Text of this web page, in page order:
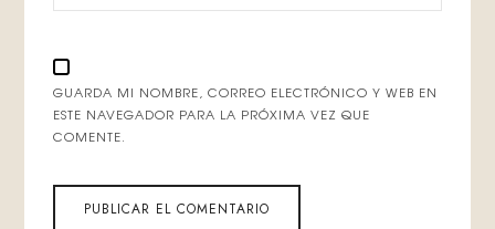
GUARDA MI NOMBRE, CORREO ELECTRÓNICO Y WEB EN
ESTE NAVEGADOR PARA LA PRÓXIMA VEZ QUE
COMENTE.